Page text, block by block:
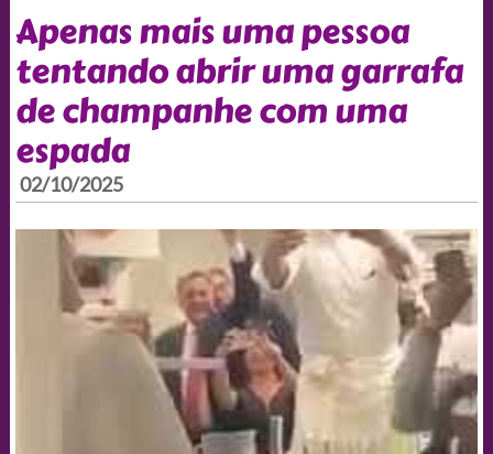
Apenas mais uma pessoa
tentando abrir uma garrafa
de champanhe com uma
espada
02/10/2025